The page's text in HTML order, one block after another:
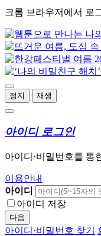
크롬 브라우저에서 로
정지 재생
아이디 로그인
아이디·비밀번호를 통
이용안내
아이디
아이디 저장
다음
아이디·비밀번호 찾기